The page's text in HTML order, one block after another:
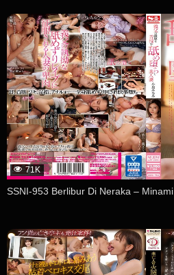
71K
SSNI-953 Berlibur Di Neraka –